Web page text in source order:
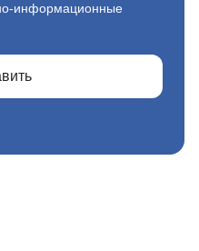
информационные